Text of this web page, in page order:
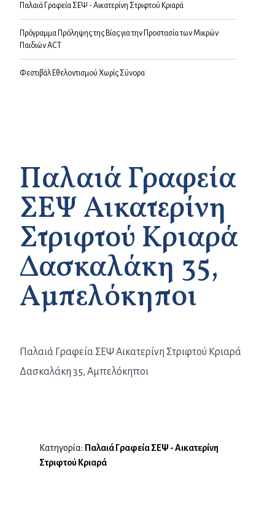
Παλαιά Γραφεία ΣΕΨ - Αικατερίνη Στριφτού Κριαρά
Πρόγραμμα Πρόληψης της Βίας για την Προστασία των Μικρών
Παιδιών ACT
Φεστιβάλ Εθελοντισμού Χωρίς Σύνορα
Παλαιά Γραφεία
ΣΕΨ Αικατερίνη
Στριφτού Κριαρά
Δασκαλάκη 35,
Αμπελόκηποι
Παλαιά Γραφεία ΣΕΨ Αικατερίνη Στριφτού Κριαρά
Δασκαλάκη 35, Αμπελόκηποι
Κατηγορία: Παλαιά Γραφεία ΣΕΨ - Αικατερίνη
Στριφτού Κριαρά